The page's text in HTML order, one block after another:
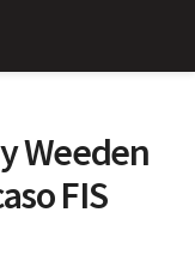
Weeden
FIS